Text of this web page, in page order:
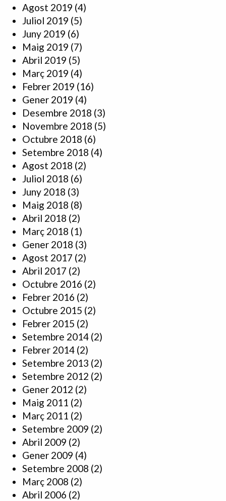
Agost 2019 (4)
Juliol 2019 (5)
Juny 2019 (6)
Maig 2019 (7)
Abril 2019 (5)
Març 2019 (4)
Febrer 2019 (16)
Gener 2019 (4)
Desembre 2018 (3)
Novembre 2018 (5)
Octubre 2018 (6)
Setembre 2018 (4)
Agost 2018 (2)
Juliol 2018 (6)
Juny 2018 (3)
Maig 2018 (8)
Abril 2018 (2)
Març 2018 (1)
Gener 2018 (3)
Agost 2017 (2)
Abril 2017 (2)
Octubre 2016 (2)
Febrer 2016 (2)
Octubre 2015 (2)
Febrer 2015 (2)
Setembre 2014 (2)
Febrer 2014 (2)
Setembre 2013 (2)
Setembre 2012 (2)
Gener 2012 (2)
Maig 2011 (2)
Març 2011 (2)
Setembre 2009 (2)
Abril 2009 (2)
Gener 2009 (4)
Setembre 2008 (2)
Març 2008 (2)
Abril 2006 (2)